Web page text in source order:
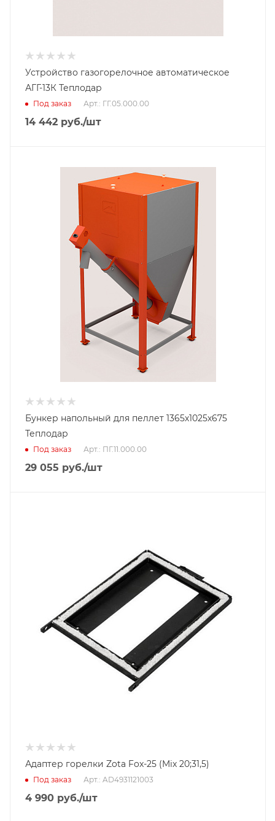
Устройство газогорелочное автоматическое
АГГ-13К Теплодар
Под заказ Арт.: ГГ.05.000.00
14 442 руб./шт
Тип горелки
Пеллетная горелка
Гарантийный срок
Бункер напольный для пеллет 1365х1025х675
Теплодар
Под заказ Арт.: ПГ.11.000.00
29 055 руб./шт
Адаптер горелки Zota Fox-25 (Mix 20;31,5)
Под заказ Арт.: AD4931121003
4 990 руб./шт